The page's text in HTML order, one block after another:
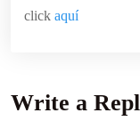
click aquí
Write a